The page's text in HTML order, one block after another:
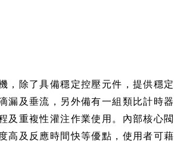
，除了具備穩定控壓元件，提供穩
漏及垂流，另外備有一組類比計時
及重複性灌注作業使用。內部核心
高及反應時間快等優點，使用者可